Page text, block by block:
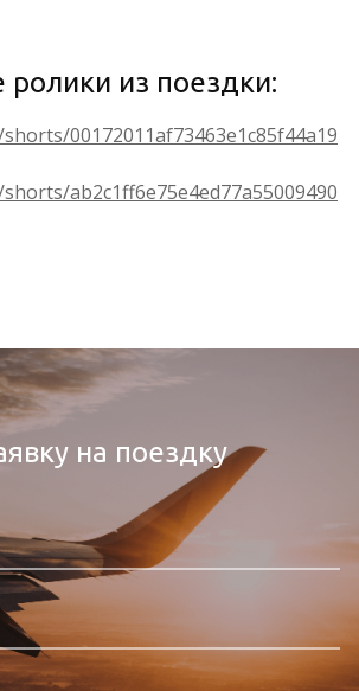
из поездки:
00172011af73463e1c85f44a19
ab2c1ff6e75e4ed77a55009490
на поездку